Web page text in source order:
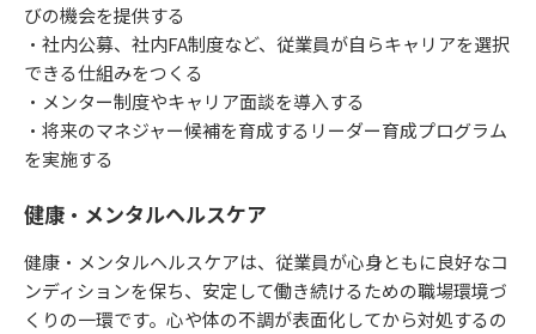
びの機会を提供する
・社内公募、社内FA制度など、従業員が自らキャリアを選択
できる仕組みをつくる
・メンター制度やキャリア面談を導入する
・将来のマネジャー候補を育成するリーダー育成プログラム
を実施する
健康・メンタルヘルスケア
健康・メンタルヘルスケアは、従業員が心身ともに良好なコ
ンディションを保ち、安定して働き続けるための職場環境づ
くりの一環です。心や体の不調が表面化してから対処するの